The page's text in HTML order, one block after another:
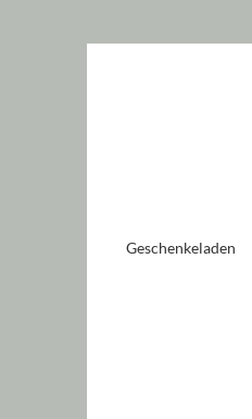
Geschenkeladen